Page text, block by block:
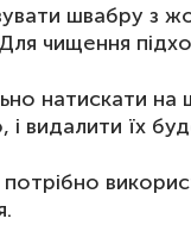
швабру з
чищення
натискати
і видалити їх